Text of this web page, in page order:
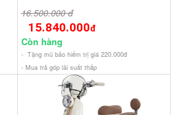
16.500.000 đ
15.840.000đ
Còn hàng
- Tặng mũ bảo hiểm trị giá 220.000đ
- Mua trả góp lãi suất thấp